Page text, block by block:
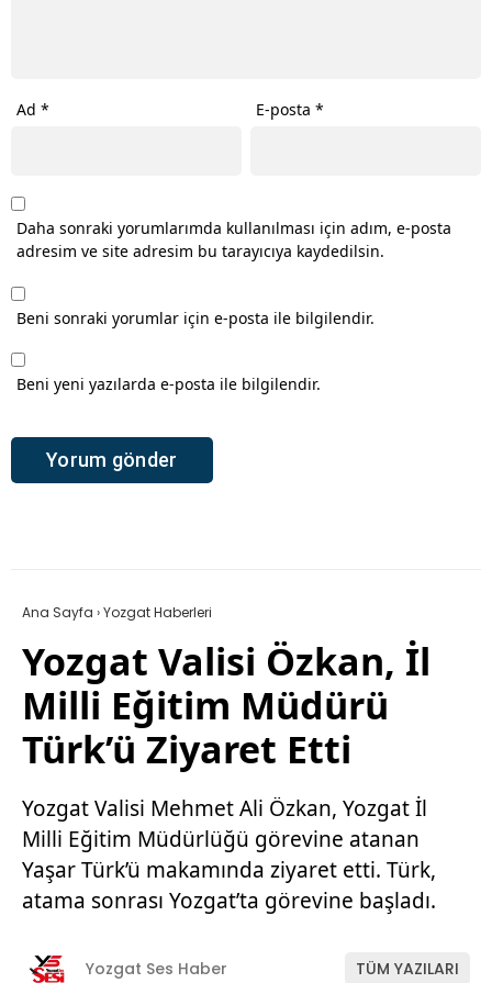
Ad * E-posta*
Daha sonraki yorumlarımda kullanılması için adım, e-posta
adresim ve site adresim bu tarayıcıya kaydedilsin.
Beni sonraki yorumlar için e-posta ile bilgilendir.
Beni yeni yazılarda e-posta ile bilgilendir.
Ana Sayfa ›Yozgat Haberleri
Yozgat Valisi Özkan, İl
Milli Eğitim Müdürü
Türk’ü Ziyaret Etti
Yozgat Valisi Mehmet Ali Özkan, Yozgat İl
Milli Eğitim Müdürlüğü görevine atanan
Yaşar Türk’ü makamında ziyaret etti. Türk,
atama sonrası Yozgat’ta görevine başladı.
Yozgat Ses Haber TÜM YAZILARI